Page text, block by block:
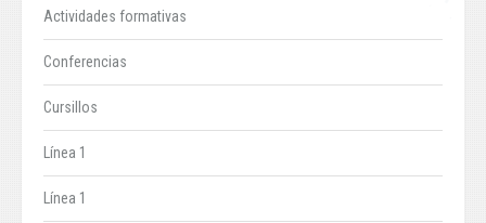
Actividades formativas
Conferencias
Cursillos
Línea 1
Línea 1